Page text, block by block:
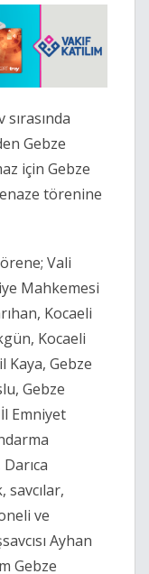
Gebze
için Gebze
törenine
Vali
Mahkemesi
Kocaeli
Kocaeli
Kaya, Gebze
Gebze
Emniyet
savcılar,
ve
Ayhan
Gebze